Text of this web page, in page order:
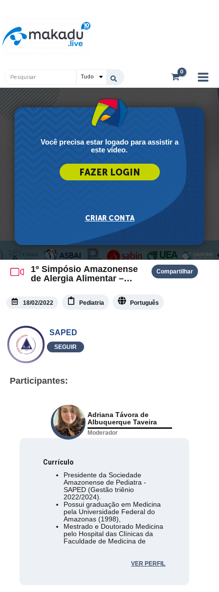
conteúdo
Pesquisar
...
Você precisa estar logado para assistir a
este vídeo.
1º Simpósio Amazonense
de Alergia Alimentar –
Compartilhar
18/02/2022 Pediatria Português
SAPED
SEGUIR
Participantes:
Adriana Távora de
Albuquerque Taveira
Moderador
Currículo
Presidente da Sociedade
Amazonense de Pediatra -
SAPED (Gestão triênio
2022/2024).
Possui graduação em Medicina
pela Universidade Federal do
Amazonas (1998),
Mestrado e Doutorado Medicina
pelo Hospital das Clínicas da
Faculdade de Medicina de
Universidade do Estado doVER PERFIL